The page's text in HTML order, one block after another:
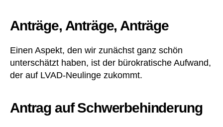
Anträge, Anträge, Anträge
Einen Aspekt, den wir zunächst ganz schön
unterschätzt haben, ist der bürokratische Aufwand,
der auf LVAD-Neulinge zukommt.
Antrag auf Schwerbehinderung
t
e
w
ic
H
E
a
n
er
fa